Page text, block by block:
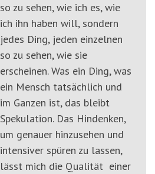
so zu sehen, wie ich es, wie
ich ihn haben will, sondern
jedes Ding, jeden einzelnen
so zu sehen, wie sie
erscheinen. Was ein Ding, was
ein Mensch tatsächlich und
im Ganzen ist, das bleibt
Spekulation. Das Hindenken,
um genauer hinzusehen und
intensiver spüren zu lassen,
lässt mich die Qualität einer